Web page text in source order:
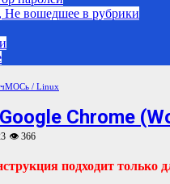
Не вошедшее в рубрики
чМОСь / Linux
Chrome
👁 366
подходит только